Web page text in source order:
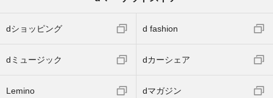
dショッピング d fashion
dミュージック dカーシェア
Lemino dマガジン